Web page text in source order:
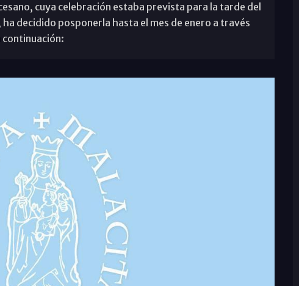
cuya celebración estaba prevista para la tarde del
decidido posponerla hasta el mes de enero a través
continuación: